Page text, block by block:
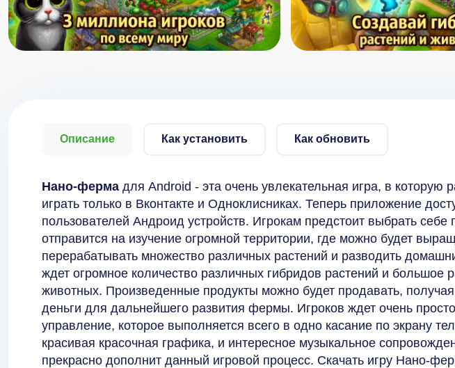
Описание Как установить Как обновить
Нано-ферма для Android - эта очень увлекательная игра, в которую
играть только в Вконтакте и Одноклисниках. Теперь приложение
пользователей Андроид устройств. Игрокам предстоит выбрать себе
отправится на изучение огромной территории, где можно будет
перерабатывать множество различных растений и разводить
ждет огромное количество различных гибридов растений и большое
животных. Произведенные продукты можно будет продавать,
деньги для дальнейшего развития фермы. Игроков ждет очень
управление, которое выполняется всего в одно касание по экрану
красивая красочная графика, и интересное музыкальное
прекрасно дополнит данный игровой процесс. Скачать игру Нано-